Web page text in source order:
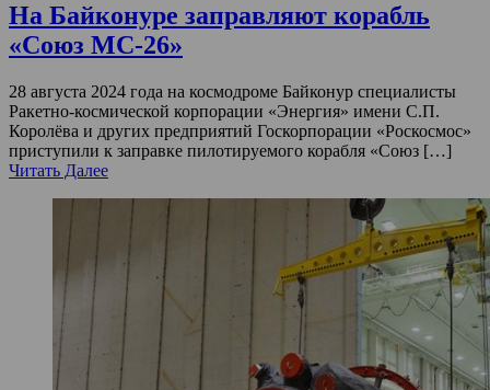
На Байконуре заправляют корабль
«Союз МС-26»
28 августа 2024 года на космодроме Байконур специалисты
Ракетно-космической корпорации «Энергия» имени С.П.
Королёва и других предприятий Госкорпорации «Роскосмос»
приступили к заправке пилотируемого корабля «Союз […]
Читать Далее